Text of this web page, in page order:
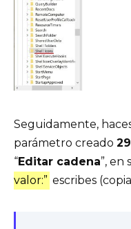
Seguidamente,
parámetro creado 29
“Editar cadena”, en
valor:” escribes